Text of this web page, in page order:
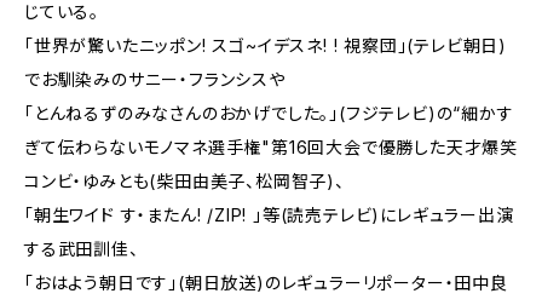
じている。
「世界が驚いたニッポン! スゴ~イデスネ! ! 視察団」(テレビ朝日)
でお馴染みのサニー・フランシスや
「とんねるずのみなさんのおかげでした。」(フジテレビ)の“細かす
ぎて伝わらないモノマネ選手権"第16回大会で優勝した天才爆笑
コンビ・ゆみとも(柴田由美子、松岡智子)、
「朝生ワイド す・またん! /ZIP! 」等(読売テレビ)にレギュラー出演
する武田訓佳、
「おはよう朝日です」(朝日放送)のレギュラーリポーター・田中良